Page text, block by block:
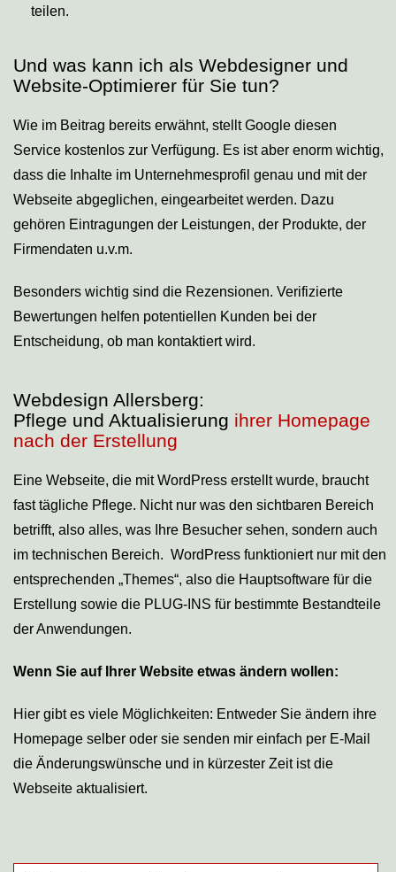
teilen.
Und was kann ich als Webdesigner und
Website-Optimierer für Sie tun?
Wie im Beitrag bereits erwähnt, stellt Google diesen
Service kostenlos zur Verfügung. Es ist aber enorm wichtig,
dass die Inhalte im Unternehmesprofil genau und mit der
Webseite abgeglichen, eingearbeitet werden. Dazu
gehören Eintragungen der Leistungen, der Produkte, der
Firmendaten u.v.m.
Besonders wichtig sind die Rezensionen. Verifizierte
Bewertungen helfen potentiellen Kunden bei der
Entscheidung, ob man kontaktiert wird.
Webdesign Allersberg:
Pflege und Aktualisierung ihrer Homepage
nach der Erstellung
Eine Webseite, die mit WordPress erstellt wurde, braucht
fast tägliche Pflege. Nicht nur was den sichtbaren Bereich
betrifft, also alles, was Ihre Besucher sehen, sondern auch
im technischen Bereich. WordPress funktioniert nur mit den
entsprechenden „Themes“, also die Hauptsoftware für die
Erstellung sowie die PLUG-INS für bestimmte Bestandteile
der Anwendungen.
Wenn Sie auf Ihrer Website etwas ändern wollen:
Hier gibt es viele Möglichkeiten: Entweder Sie ändern ihre
Homepage selber oder sie senden mir einfach per E-Mail
die Änderungswünsche und in kürzester Zeit ist die
Webseite aktualisiert.